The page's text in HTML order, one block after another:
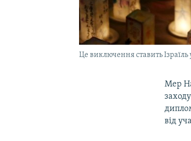
Це виключення ставить Ізраїль
Мер
від